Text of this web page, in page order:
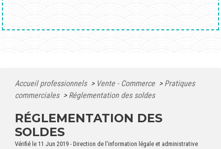
Accueil professionnels > Vente - Commerce > Pratiques
commerciales > Réglementation des soldes
RÉGLEMENTATION DES
SOLDES
Vérifié le 11 Jun 2019 - Direction de l'information légale et administrative